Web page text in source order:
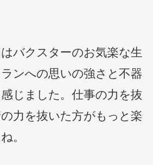
バクスターのお気楽な生
ンへの思いの強さと不器
じました。仕事の力を抜
力を抜いた方がもっと楽
。